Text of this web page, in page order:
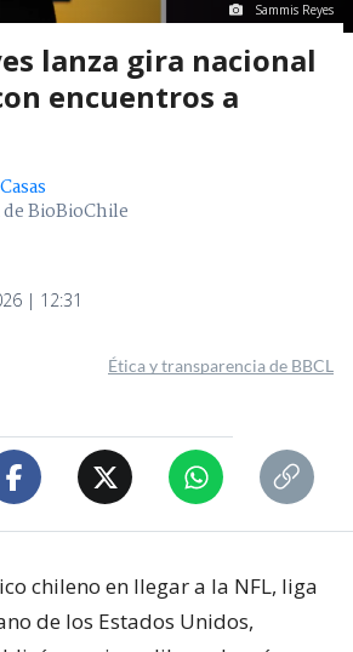
Sammis Reyes
lanza gira nacional
encuentros a
BioBioChile
| 12:31
Ética y transparencia de BBCL
chileno en llegar a la NFL, liga
de los Estados Unidos,